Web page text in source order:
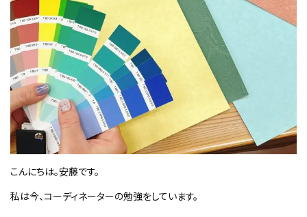
こんにちは。安藤です。
私は今、コーディネーターの勉強をしています。